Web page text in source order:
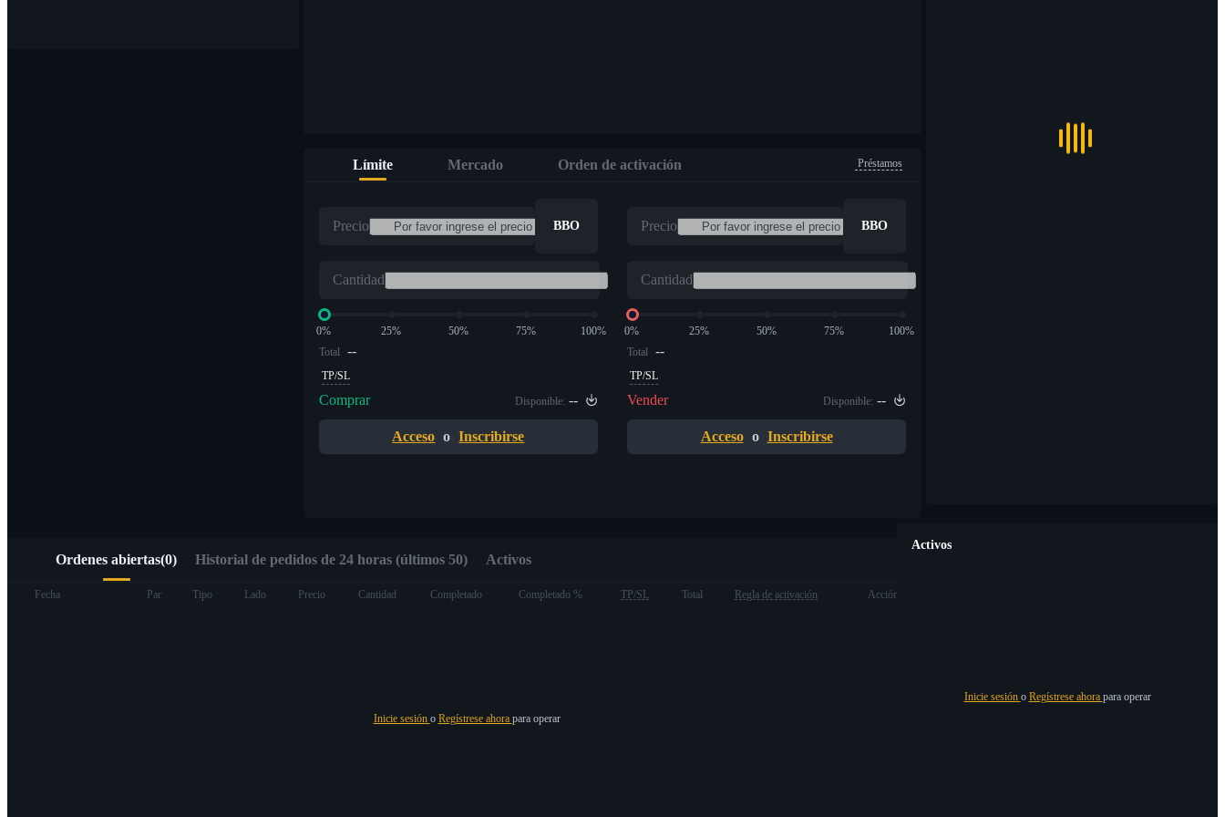
Comercio de criptomonedas a múltiplos apalancados
Futuros
Límite Mercado Orden de activación Préstamos
Precio BBO
Cantidad
0% 25% 50% 75%
100%
Total --
TP/SL
Comprar Disponible: --
Acceso o Inscribirse
Precio BBO
Cantidad
0% 25% 50% 75%
100%
Total --
TP/SL
Vender Disponible: --
Acceso o Inscribirse
Ordenes abiertas(0) Historial de pedidos de 24 horas (últimos 50) Activos
Fecha Par Tipo Lado Precio Cantidad Completado Completado % TP/SL Total Regla de activación Acción
Inicie sesión o Regístrese ahora para operar
Activos
Inicie sesión o Regístrese ahora para operar